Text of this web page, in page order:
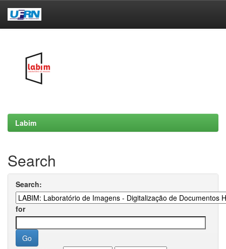
Labim
Search
Search:
for